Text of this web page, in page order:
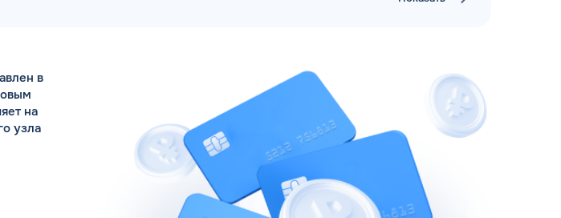
в
на
узла
Для юр. лиц и ИП
ОФОРМИТЬ ЗАЯВКУ
Заполняя форму, ясоглашаюсь с обработкой персональных
данных
ДО
ЗАВТРА